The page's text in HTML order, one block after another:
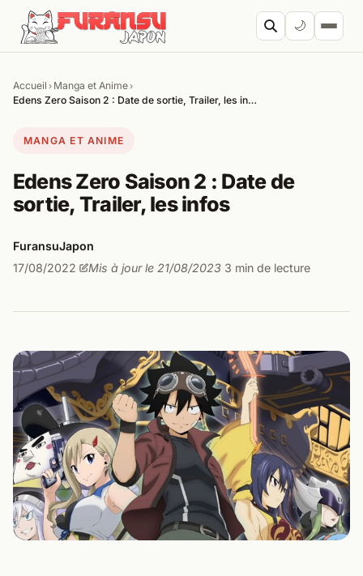
Aller au contenu
🌙
Accueil › Manga et Anime›
Edens Zero Saison 2 : Date de sortie, Trailer, les in…
MANGA ET ANIME
Edens Zero Saison 2 : Date de
sortie, Trailer, les infos
FuransuJapon
17/08/2022· Mis à jour le 21/08/2023· 3 min de lecture